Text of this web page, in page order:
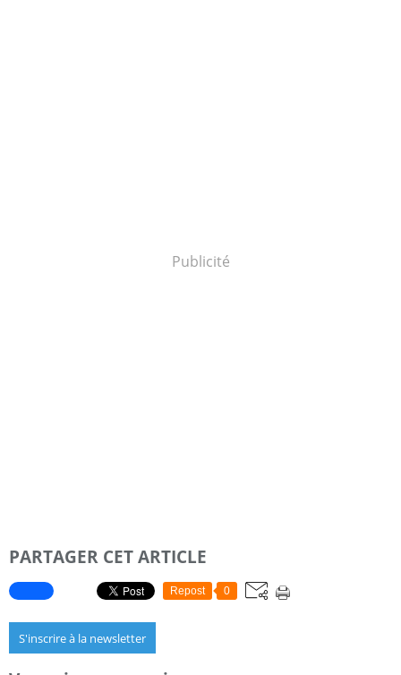
Publicité
PARTAGER CET ARTICLE
Repost 0
S'inscrire à la newsletter